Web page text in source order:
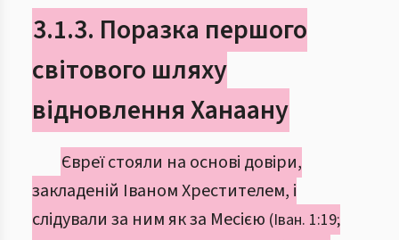
3.1.3. Поразка першого
світового шляху
відновлення Ханаану
Євреї стояли на основі довіри,
закладеній Іваном Хрестителем, і
слідували за ним як за Месією (Іван. 1:19;